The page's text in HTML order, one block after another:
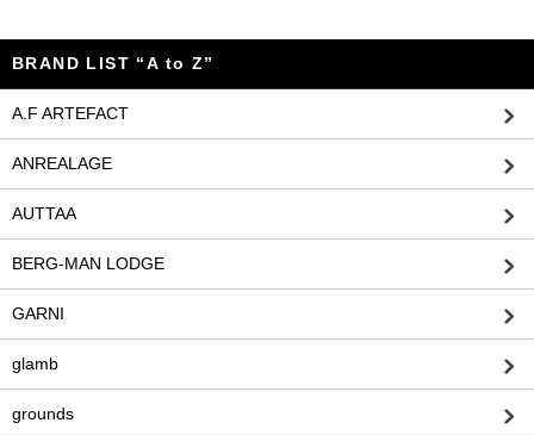
BRAND LIST “A to Z”
A.F ARTEFACT
ANREALAGE
AUTTAA
BERG-MAN LODGE
GARNI
glamb
grounds